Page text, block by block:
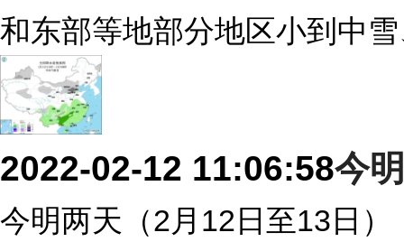
和东部等地部分地区小到中
2022-02-12 11:06:58今
今明两天（2月12日至13日